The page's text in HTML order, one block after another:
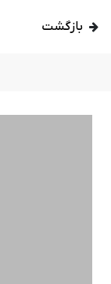
بازگشت